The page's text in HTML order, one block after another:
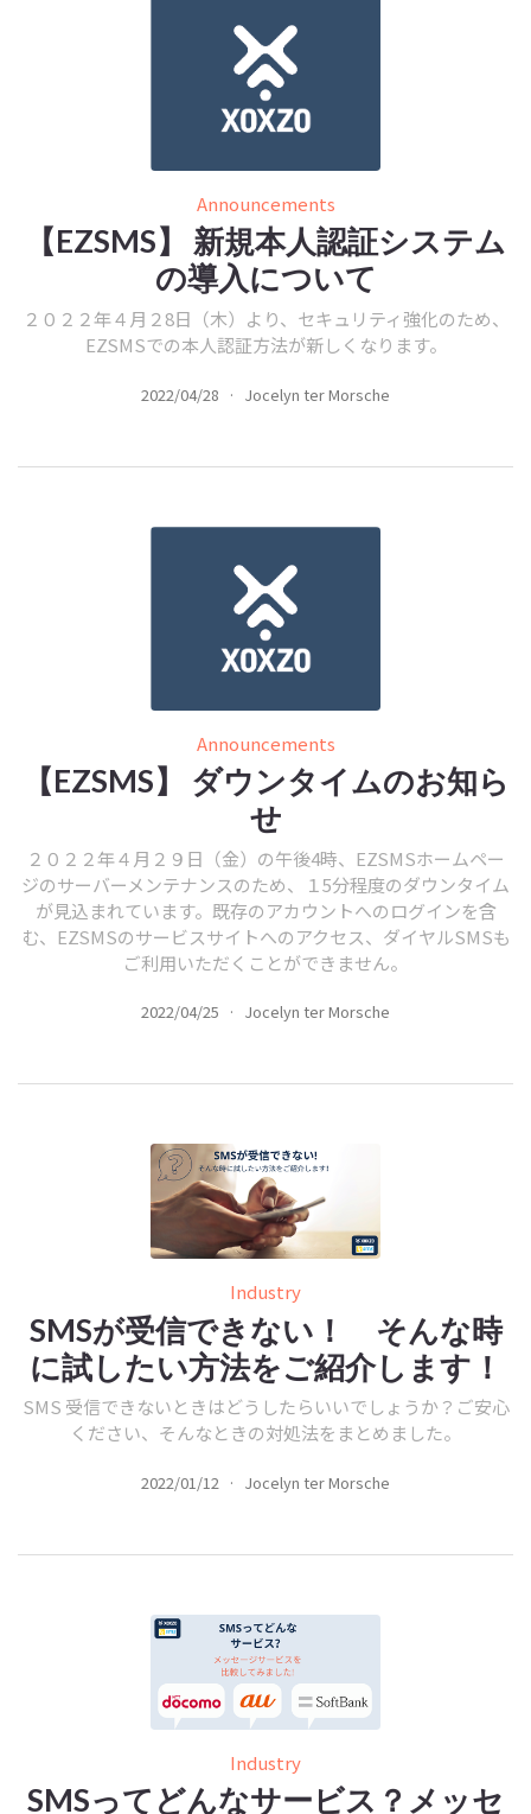
Announcements
【EZSMS】 新規本人認証システム
の導入について
２０２２年４月２8日（木）より、セキュリティ強化のため、
EZSMSでの本人認証方法が新しくなります。
2022/04/28 · Jocelyn ter Morsche
Announcements
【EZSMS】 ダウンタイムのお知ら
せ
２０２２年４月２９日（金）の午後4時、EZSMSホームペー
ジのサーバーメンテナンスのため、１5分程度のダウンタイム
が見込まれています。既存のアカウントへのログインを含
む、EZSMSのサービスサイトへのアクセス、ダイヤルSMSも
ご利用いただくことができません。
2022/04/25 · Jocelyn ter Morsche
Industry
SMSが受信できない！ そんな時
に試したい方法をご紹介します！
SMS 受信できないときはどうしたらいいでしょうか？ご安心
ください、そんなときの対処法をまとめました。
2022/01/12 · Jocelyn ter Morsche
Industry
SMSってどんなサービス？メッセ